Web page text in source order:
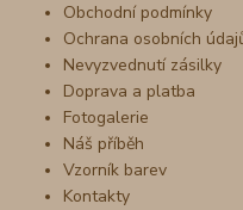
Obchodní podmínky
Ochrana osobních
Nevyzvednutí zásilky
Doprava a platba
Fotogalerie
Náš příběh
Vzorník barev
Kontakty